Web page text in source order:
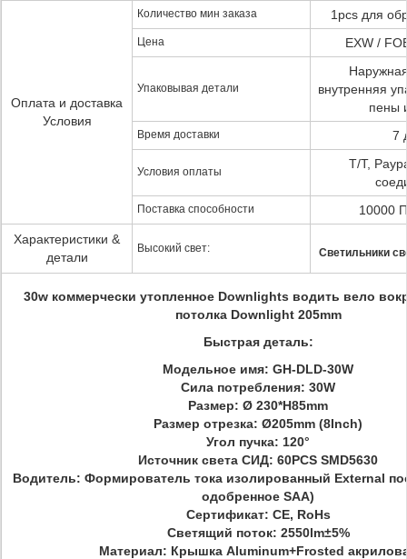
Оплата и доставка
Условия
Количество мин заказа 1pcs для
Цена EXW /
Упаковывая детали
внутренняя
пены
Время доставки 7
Условия оплаты
T/T,
Поставка способности
10000
Характеристики &
детали
Высокий свет: Светильники
30w коммерчески утопленное Downlights водить вело
потолка Downlight 205mm
Быстрая деталь:
Модельное имя: GH-DLD-30W
Сила потребления: 30W
Размер: Ø 230*H85mm
Размер отрезка: Ø205mm (8Inch)
Угол пучка: 120°
Источник света СИД: 60PCS SMD5630
Водитель: Формирователь тока изолированный External
одобренное SAA)
Сертификат: CE, RoHs
Светящий поток: 2550lm±5%
Материал: Крышка Aluminum+Frosted